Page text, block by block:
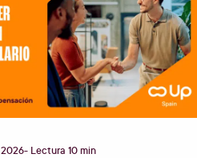
2026- Lectura 10 min